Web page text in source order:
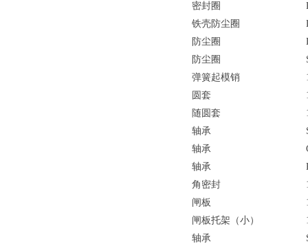
密封圈
铁壳防尘圈
防尘圈
防尘圈
弹簧起模销
圆套
随圆套
轴承
轴承
轴承
角密封
闸板
闸板托架（小）
轴承